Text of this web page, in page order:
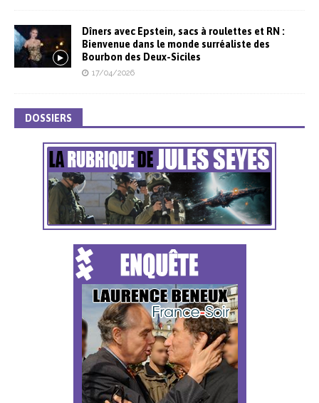
Dîners avec Epstein, sacs à roulettes et RN :
Bienvenue dans le monde surréaliste des
Bourbon des Deux-Siciles
17/04/2026
DOSSIERS